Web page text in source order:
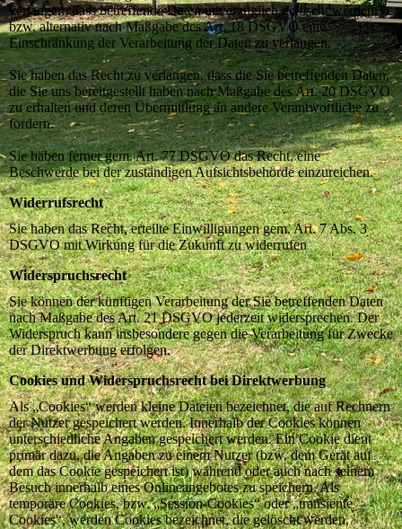
verlangen, dass betreffende Daten unverzüglich gelöscht werden,
bzw. alternativ nach Maßgabe des Art. 18 DSGVO eine
Einschränkung der Verarbeitung der Daten zu verlangen.
Sie haben das Recht zu verlangen, dass die Sie betreffenden Daten,
die Sie uns bereitgestellt haben nach Maßgabe des Art. 20 DSGVO
zu erhalten und deren Übermittlung an andere Verantwortliche zu
fordern.
Sie haben ferner gem. Art. 77 DSGVO das Recht, eine
Beschwerde bei der zuständigen Aufsichtsbehörde einzureichen.
Widerrufsrecht
Sie haben das Recht, erteilte Einwilligungen gem. Art. 7 Abs. 3
DSGVO mit Wirkung für die Zukunft zu widerrufen
Widerspruchsrecht
Sie können der künftigen Verarbeitung der Sie betreffenden Daten
nach Maßgabe des Art. 21 DSGVO jederzeit widersprechen. Der
Widerspruch kann insbesondere gegen die Verarbeitung für Zwecke
der Direktwerbung erfolgen.
Cookies und Widerspruchsrecht bei Direktwerbung
Als „Cookies“ werden kleine Dateien bezeichnet, die auf Rechnern
der Nutzer gespeichert werden. Innerhalb der Cookies können
unterschiedliche Angaben gespeichert werden. Ein Cookie dient
primär dazu, die Angaben zu einem Nutzer (bzw. dem Gerät auf
dem das Cookie gespeichert ist) während oder auch nach seinem
Besuch innerhalb eines Onlineangebotes zu speichern. Als
temporäre Cookies, bzw. „Session-Cookies“ oder „transiente
Cookies“, werden Cookies bezeichnet, die gelöscht werden,